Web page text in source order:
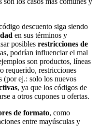
descuento siga siendo
en sus términos y
posibles restricciones de
podrían influenciar el mal
son productos, líneas
requerido, restricciones
(por ej.: solo los nuevos
, ya que los códigos de
a otros cupones u ofertas.
de formato, como
entre mayúsculas y